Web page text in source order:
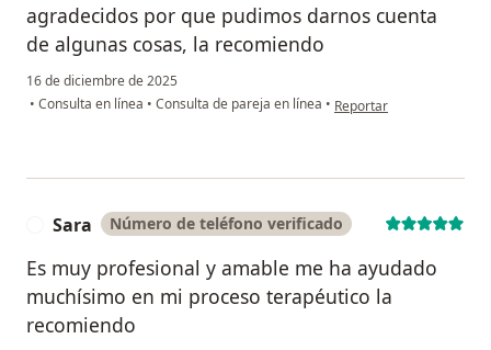
agradecidos por que pudimos darnos cuenta
de algunas cosas, la recomiendo
16 de diciembre de 2025
• Consulta en línea • Consulta de pareja en línea • en opinión del usuario JPR
Reportar
Sara Número de teléfono verificado
Es muy profesional y amable me ha ayudado
muchísimo en mi proceso terapéutico la
recomiendo